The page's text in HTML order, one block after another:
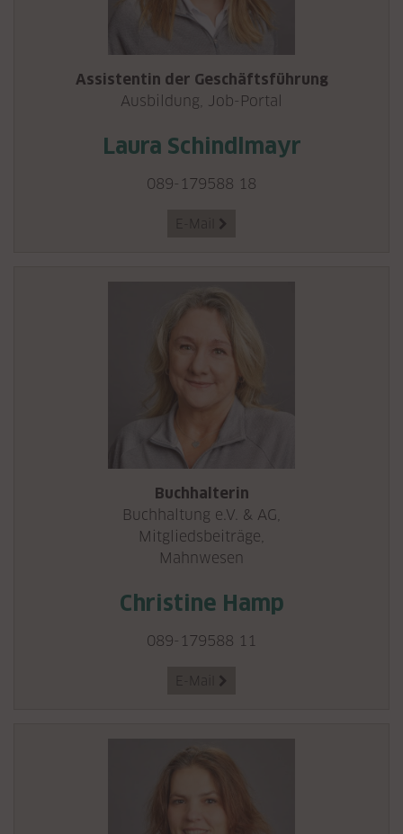
Assistentin der Geschäftsführung
Ausbildung, Job-Portal
Laura Schindlmayr
089-179588 18
E-Mail 
Buchhalterin
Buchhaltung e.V. & AG,
Mitgliedsbeiträge,
Mahnwesen
Christine Hamp
089-179588 11
E-Mail 